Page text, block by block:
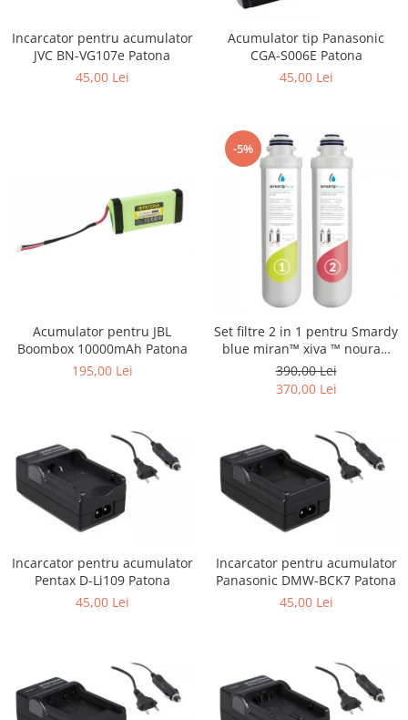
Incarcator pentru acumulator
JVC BN-VG107e Patona
45,00 Lei
Acumulator tip Panasonic
CGA-S006E Patona
45,00 Lei
Acumulator pentru JBL
Boombox 10000mAh Patona
195,00 Lei
-5%
Set filtre 2 in 1 pentru Smardy
blue miran™ xiva ™ noura™
zagora ™ schimbare la 6 luni
390,00 Lei
370,00 Lei
Incarcator pentru acumulator
Pentax D-Li109 Patona
45,00 Lei
Incarcator pentru acumulator
Panasonic DMW-BCK7 Patona
45,00 Lei